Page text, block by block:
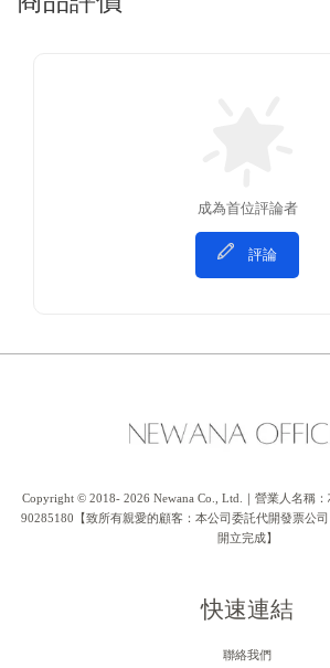
成為首位評論者
評論
Copyright © 2018- 2026 Newana Co., Ltd.｜營業人名稱
90285180【致所有親愛的顧客：本公司委託代開發票公
開立完成】
快速連結
聯絡我們